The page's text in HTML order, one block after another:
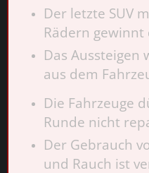
Der letzte SUV
Rädern gewinnt
Das Aussteigen
aus dem
Die Fahrzeuge
Runde nicht
Der Gebrauch
und Rauch ist